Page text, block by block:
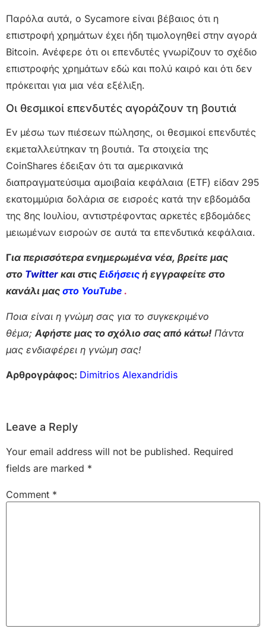
Παρόλα αυτά, ο Sycamore είναι βέβαιος ότι η
επιστροφή χρημάτων έχει ήδη τιμολογηθεί στην αγορά
Bitcoin. Ανέφερε ότι οι επενδυτές γνωρίζουν το σχέδιο
επιστροφής χρημάτων εδώ και πολύ καιρό και ότι δεν
πρόκειται για μια νέα εξέλιξη.
Οι θεσμικοί επενδυτές αγοράζουν τη βουτιά
Εν μέσω των πιέσεων πώλησης, οι θεσμικοί επενδυτές
εκμεταλλεύτηκαν τη βουτιά. Τα στοιχεία της
CoinShares έδειξαν ότι τα αμερικανικά
διαπραγματεύσιμα αμοιβαία κεφάλαια (ETF) είδαν 295
εκατομμύρια δολάρια σε εισροές κατά την εβδομάδα
της 8ης Ιουλίου, αντιστρέφοντας αρκετές εβδομάδες
μειωμένων εισροών σε αυτά τα επενδυτικά κεφάλαια.
Για περισσότερα ενημερωμένα νέα, βρείτε μας
στο Twitter και στις Ειδήσεις ή εγγραφείτε στο
κανάλι μας στο YouTube .
Ποια είναι η γνώμη σας για το συγκεκριμένο
θέμα; Αφήστε μας το σχόλιο σας από κάτω! Πάντα
μας ενδιαφέρει η γνώμη σας!
Αρθρογράφος: Dimitrios Alexandridis
Leave a Reply
Your email address will not be published. Required
fields are marked *
Comment *